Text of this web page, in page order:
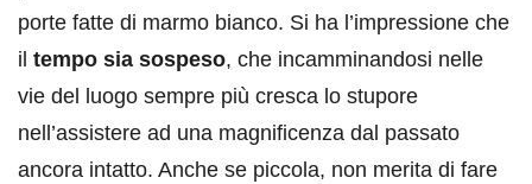
porte fatte di marmo bianco. Si ha l’impressione che
il tempo sia sospeso, che incamminandosi nelle
vie del luogo sempre più cresca lo stupore
nell’assistere ad una magnificenza dal passato
ancora intatto. Anche se piccola, non merita di fare